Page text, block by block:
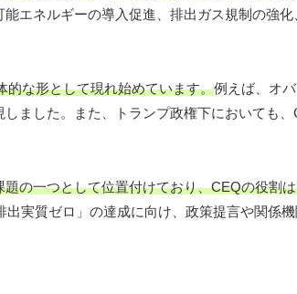
エネルギーの導入促進、排出ガス規制の強
的な形として現れ始めています。例えば、オ
ました。また、トランプ政権下においても
の一つとして位置付けており、CEQの役割
実質ゼロ」の達成に向け、政策提言や関係